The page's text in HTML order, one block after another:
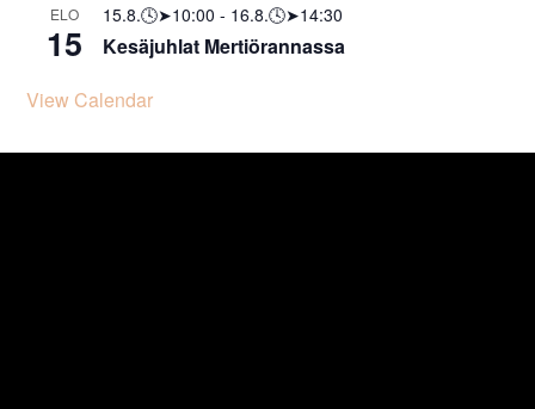
ELO
15
15.8.🕓➤10:00 - 16.8.🕓➤14:30
Kesäjuhlat Mertiörannassa
View Calendar